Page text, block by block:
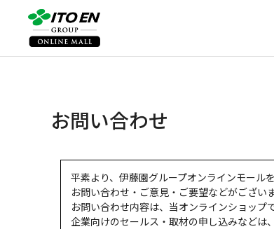
お問い合わせ
平素より、伊藤園グループオンラインモール
お問い合わせ・ご意見・ご要望などがござい
お問い合わせ内容は、当オンラインショップ
企業向けのセールス・取材の申し込みなどは